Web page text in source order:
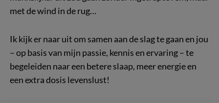
met de wind in de rug…
Ik kijk er naar uit om samen aan de slag te gaan en jou
– op basis van mijn passie, kennis en ervaring – te
begeleiden naar een betere slaap, meer energie en
een extra dosis levenslust!